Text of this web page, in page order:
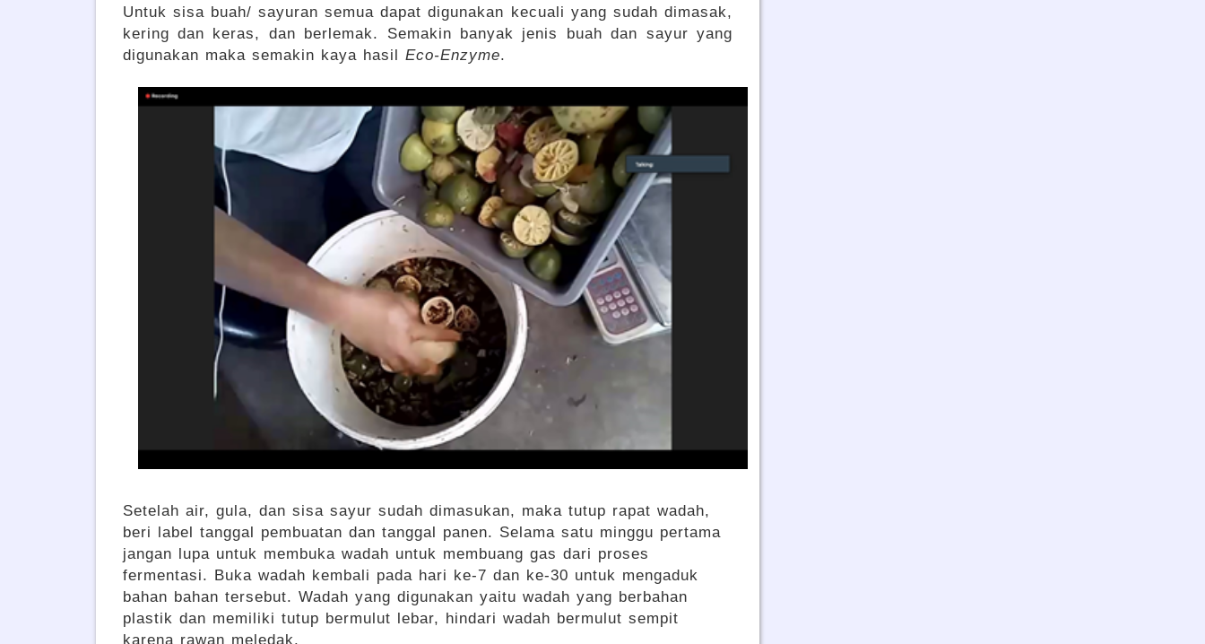
Untuk sisa buah/ sayuran semua dapat digunakan kecuali yang sudah dimasak,
kering dan keras, dan berlemak. Semakin banyak jenis buah dan sayur yang
digunakan maka semakin kaya hasil Eco-Enzyme.
Setelah air, gula, dan sisa sayur sudah dimasukan, maka tutup rapat wadah,
beri label tanggal pembuatan dan tanggal panen. Selama satu minggu pertama
jangan lupa untuk membuka wadah untuk membuang gas dari proses
fermentasi. Buka wadah kembali pada hari ke-7 dan ke-30 untuk mengaduk
bahan bahan tersebut. Wadah yang digunakan yaitu wadah yang berbahan
plastik dan memiliki tutup bermulut lebar, hindari wadah bermulut sempit
karena rawan meledak.